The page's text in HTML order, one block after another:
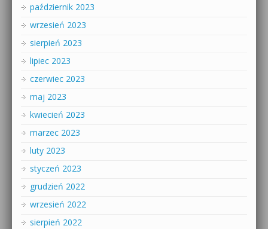
październik 2023
wrzesień 2023
sierpień 2023
lipiec 2023
czerwiec 2023
maj 2023
kwiecień 2023
marzec 2023
luty 2023
styczeń 2023
grudzień 2022
wrzesień 2022
sierpień 2022